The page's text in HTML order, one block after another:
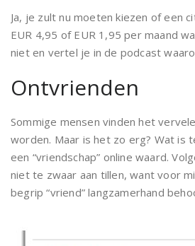
Ja, je zult nu moeten kiezen of een
EUR 4,95 of EUR 1,95 per maand
niet en vertel je in de podcast
Ontvrienden
Sommige mensen vinden het
worden. Maar is het zo erg? Wat is
een “vriendschap” online waard.
niet te zwaar aan tillen, want voor
begrip “vriend” langzamerhand